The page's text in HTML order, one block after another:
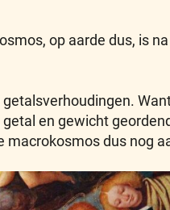
op aarde dus, is
en gewicht
macrokosmos dus nog